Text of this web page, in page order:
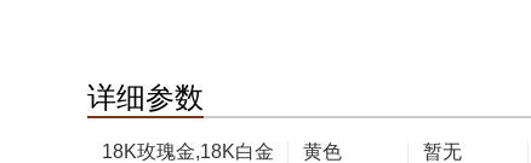
详细参数
18K玫瑰金,18K白金 黄色 暂无